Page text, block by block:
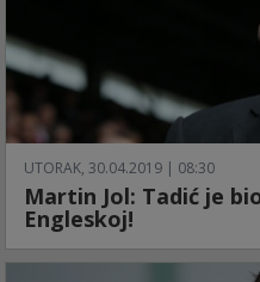
UTORAK, 30.04.2019 | 08:30
Martin Jol: Tadić je
Engleskoj!